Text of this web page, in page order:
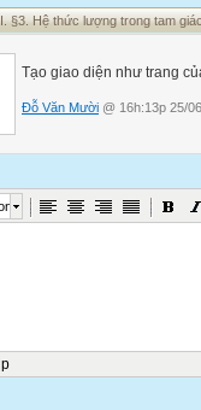
§3. Hệ thức lượng trong tam
Tạo giao diện như trang
Đỗ Văn Mười @ 16h:13p 25/
p